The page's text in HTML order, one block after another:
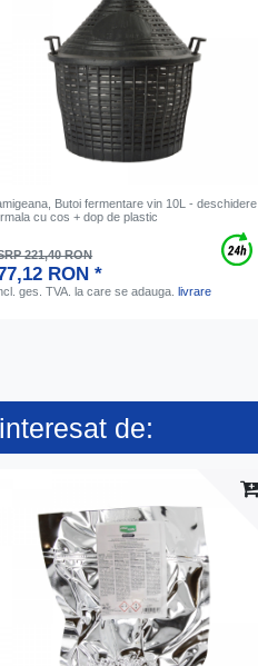
Butoi fermentare vin 10L - deschidere
cu cos + dop de plastic
221,40 RON
RON *
ges. TVA. la care se adauga.livrare
de: